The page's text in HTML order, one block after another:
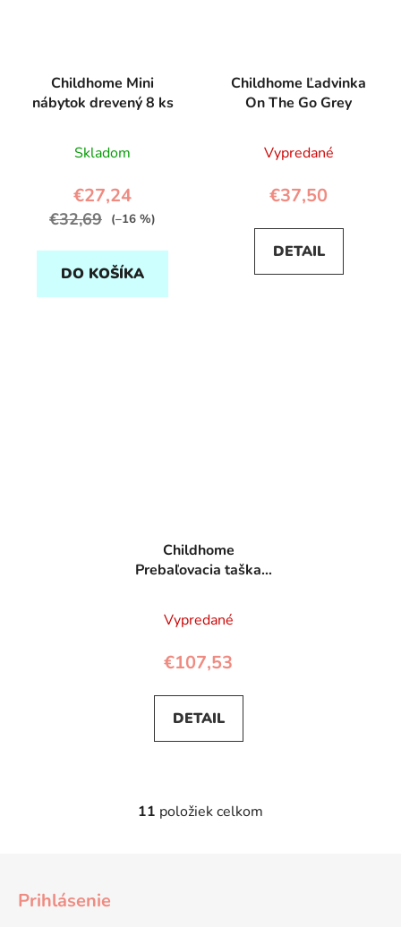
Childhome Mini
nábytok drevený 8 ks
Skladom
€27,24
€32,69 (–16 %)
DO KOŠÍKA
Childhome Ľadvinka
On The Go Grey
Vypredané
€37,50
DETAIL
Childhome
Prebaľovacia taška
Vypredané
€107,53
DETAIL
O
11 položiek celkom
Prihlásenie